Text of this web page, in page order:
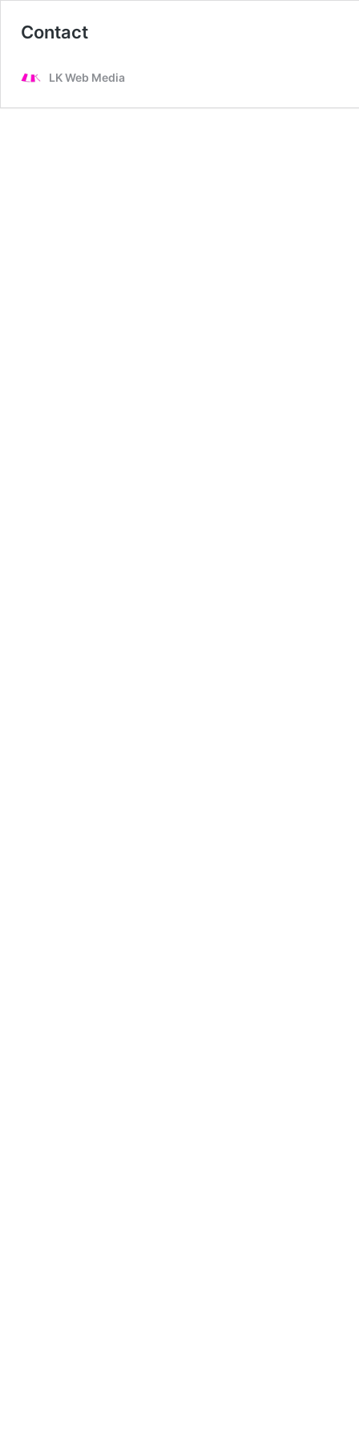
Contact
LK Web Media